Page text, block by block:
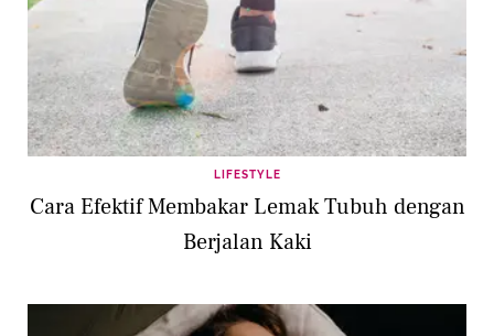
LIFESTYLE
Cara Efektif Membakar Lemak Tubuh dengan
Berjalan Kaki